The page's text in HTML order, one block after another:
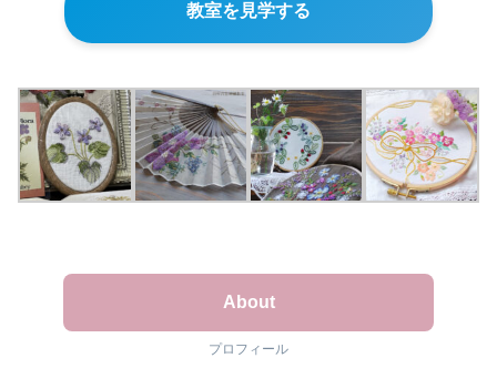
教室を見学する
About
プロフィール